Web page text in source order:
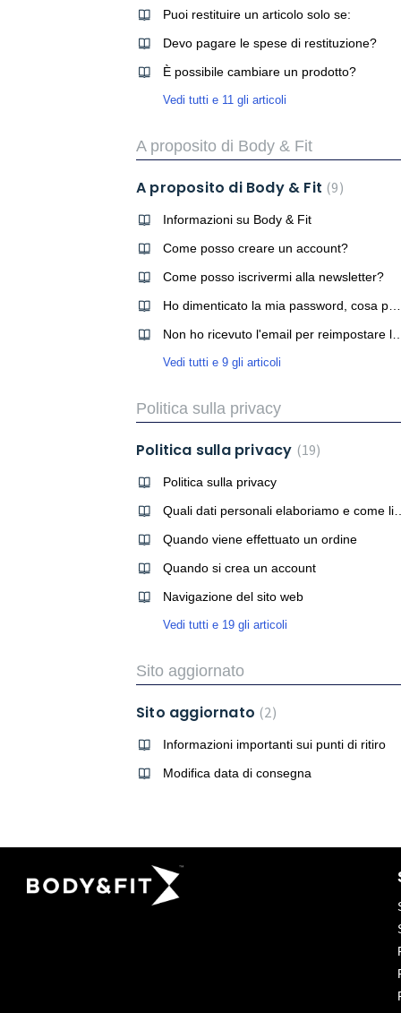
Puoi restituire un articolo solo se:
Devo pagare le spese di restituzione?
È possibile cambiare un prodotto?
Vedi tutti e 11 gli articoli
A proposito di Body & Fit
A proposito di Body & Fit 9
Informazioni su Body & Fit
Come posso creare un account?
Come posso iscrivermi alla newsletter?
Vedi tutti e 9 gli articoli
Politica sulla privacy
Politica sulla privacy 19
Politica sulla privacy
Quando viene effettuato un ordine
Quando si crea un account
Navigazione del sito web
Vedi tutti e 19 gli articoli
Sito aggiornato
Sito aggiornato 2
Informazioni importanti sui punti di ritiro
Modifica data di consegna